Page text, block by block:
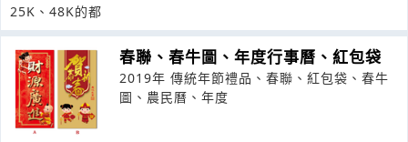
25K、48K的都
春聯、春牛圖、年度行事曆、紅包袋
2019年 傳統年節禮品、春聯、紅包袋、春牛
圖、農民曆、年度